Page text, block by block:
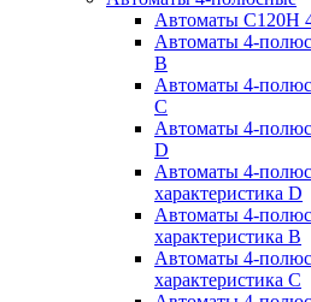
Автоматы С120H
Автоматы 4-
B
Автоматы 4-
C
Автоматы 4-
D
Автоматы 4-
характеристика D
Автоматы 4-
характеристика В
Автоматы 4-
характеристика С